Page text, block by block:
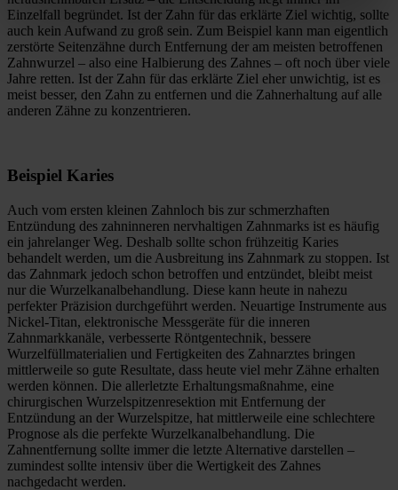
Einzelfall begründet. Ist der Zahn für das erklärte Ziel wichtig, sollte
auch kein Aufwand zu groß sein. Zum Beispiel kann man eigentlich
zerstörte Seitenzähne durch Entfernung der am meisten betroffenen
Zahnwurzel – also eine Halbierung des Zahnes – oft noch über viele
Jahre retten. Ist der Zahn für das erklärte Ziel eher unwichtig, ist es
meist besser, den Zahn zu entfernen und die Zahnerhaltung auf alle
anderen Zähne zu konzentrieren.
Beispiel Karies
Auch vom ersten kleinen Zahnloch bis zur schmerzhaften
Entzündung des zahninneren nervhaltigen Zahnmarks ist es häufig
ein jahrelanger Weg. Deshalb sollte schon frühzeitig Karies
behandelt werden, um die Ausbreitung ins Zahnmark zu stoppen. Ist
das Zahnmark jedoch schon betroffen und entzündet, bleibt meist
nur die Wurzelkanalbehandlung. Diese kann heute in nahezu
perfekter Präzision durchgeführt werden. Neuartige Instrumente aus
Nickel-Titan, elektronische Messgeräte für die inneren
Zahnmarkkanäle, verbesserte Röntgentechnik, bessere
Wurzelfüllmaterialien und Fertigkeiten des Zahnarztes bringen
mittlerweile so gute Resultate, dass heute viel mehr Zähne erhalten
werden können. Die allerletzte Erhaltungsmaßnahme, eine
chirurgischen Wurzelspitzenresektion mit Entfernung der
Entzündung an der Wurzelspitze, hat mittlerweile eine schlechtere
Prognose als die perfekte Wurzelkanalbehandlung. Die
Zahnentfernung sollte immer die letzte Alternative darstellen –
zumindest sollte intensiv über die Wertigkeit des Zahnes
nachgedacht werden.